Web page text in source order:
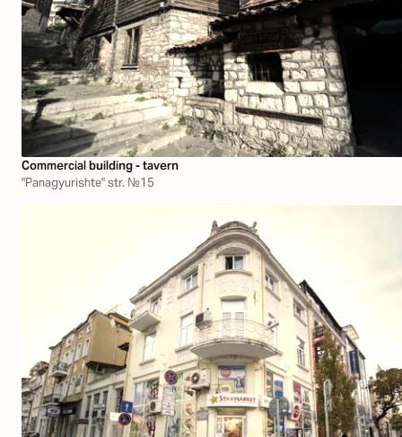
Commercial building - tavern
"Panagyurishte" str. №15